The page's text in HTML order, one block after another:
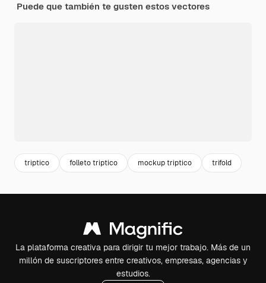
Puede que también te gusten estos vectores
triptico folleto triptico mockup triptico trifold
La plataforma creativa para dirigir tu mejor trabajo. Más de un
millón de suscriptores entre creativos, empresas, agencias y
estudios.